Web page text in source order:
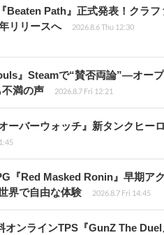
Beaten Path』正式発表！クラフ
リリースへ
2026.8.6 Thu 12:30
』Steamで“賛否両論”―オー
満の声
2026.8.7 Fri 12:21
ーバーウォッチ』新タンクヒー
『Red Masked Ronin』早期ア
界で自由な体験
2026.8.7 Fri 14:45
ンラインTPS『GunZ The